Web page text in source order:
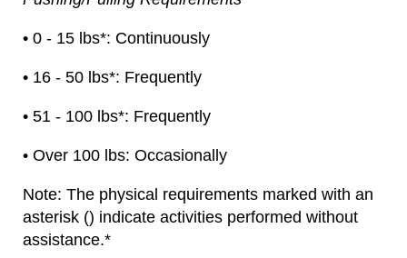
• 0 - 15 lbs*: Continuously
• 16 - 50 lbs*: Frequently
• 51 - 100 lbs*: Frequently
• Over 100 lbs: Occasionally
Note: The physical requirements marked with an
asterisk () indicate activities performed without
assistance.*